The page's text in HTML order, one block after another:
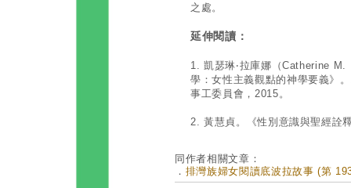
之處。
延伸閱讀：
1. 凱瑟琳‧拉庫娜（Catherine
學：女性主義觀點的神學要義》
事工委員會，2015。
2. 黃慧貞。《性別意識與聖經詮
同作者相關文章：
． 排灣族婦女閱讀底波拉故事 (第